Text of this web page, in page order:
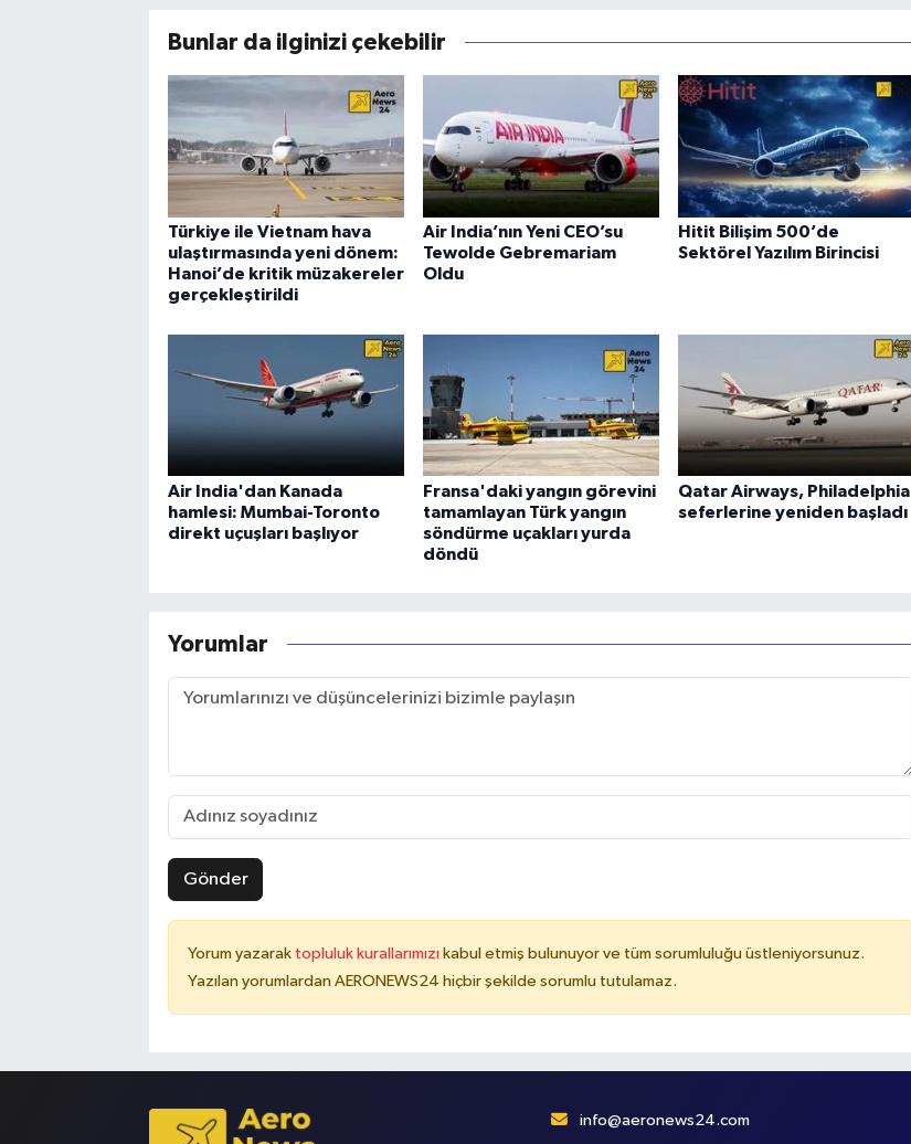
Bunlar da ilginizi çekebilir
Türkiye ile Vietnam hava
ulaştırmasında yeni dönem:
Hanoi’de kritik müzakereler
gerçekleştirildi
Air India’nın Yeni CEO’su
Tewolde Gebremariam
Oldu
Hitit Bilişim 500’de
Sektörel Yazılım Birincisi
Air India'dan Kanada
hamlesi: Mumbai-Toronto
direkt uçuşları başlıyor
Fransa'daki yangın görevini
tamamlayan Türk yangın
söndürme uçakları yurda
döndü
Qatar Airways, Philadelphia
seferlerine yeniden başladı
Yorumlar
Gönder
Yorum yazarak topluluk kurallarımızı kabul etmiş bulunuyor ve tüm sorumluluğu üstleniyorsunuz.
Yazılan yorumlardan AERONEWS24 hiçbir şekilde sorumlu tutulamaz.
info@aeronews24.com